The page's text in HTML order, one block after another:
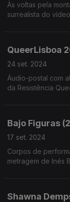
Às voltas pela
surrealista do
QueerLisboa
24 set. 2024
Áudio-postal com
da Resistência
Bajo Figuras
17 set. 2024
Corpos de
metragem de Inés
Shawna